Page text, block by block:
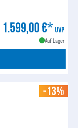
1.599,00 €* UVP
Auf Lager
-13%